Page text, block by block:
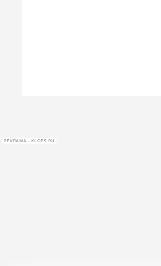
РЕКЛАМА • KLOPS.RU